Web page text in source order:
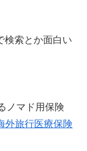
検索とか面白い
ノマド用保険
外旅行医療保険